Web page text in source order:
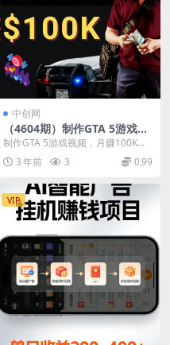
中创网
（4604期）制作GTA 5游戏视
频，月赚100K美元 – 只需3个
步骤 即可完成游戏短视频制作
制作GTA 5游戏视频，月赚100K美
元 – 只需3个简单步骤，即可完成游
戏短视...
3 年前 3 0.99
VIP